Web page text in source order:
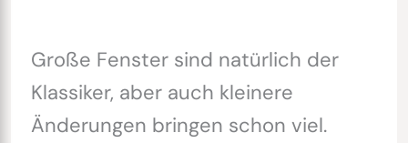
Große Fenster sind natürlich der
Klassiker, aber auch kleinere
Änderungen bringen schon viel.